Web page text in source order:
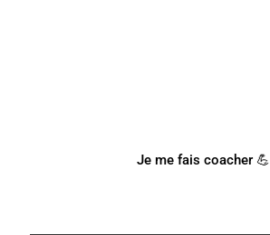
Je me fais coacher 💪